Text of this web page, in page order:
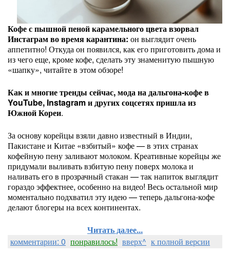
Кофе с пышной пеной карамельного цвета взорвал
Инстаграм во время карантина: он выглядит очень
аппетитно! Откуда он появился, как его приготовить дома и
из чего еще, кроме кофе, сделать эту знаменитую пышную
«шапку», читайте в этом обзоре!
Как и многие тренды сейчас, мода на дальгона-кофе в
YouTube, Instagram и других соцсетях пришла из
Южной Кореи.
За основу корейцы взяли давно известный в Индии,
Пакистане и Китае «взбитый» кофе — в этих странах
кофейную пену заливают молоком. Креативные корейцы же
придумали выливать взбитую пену поверх молока и
наливать его в прозрачный стакан — так напиток выглядит
гораздо эффектнее, особенно на видео! Весь остальной мир
моментально подхватил эту идею — теперь дальгона-кофе
делают блогеры на всех континентах.
Читать далее...
комментарии: 0 понравилось! вверх^ к полной версии